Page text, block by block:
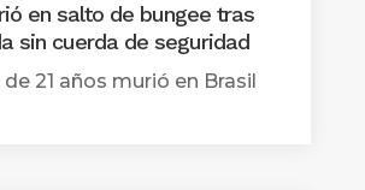
en salto de bungee tras
sin cuerda de seguridad
21 años murió en Brasil